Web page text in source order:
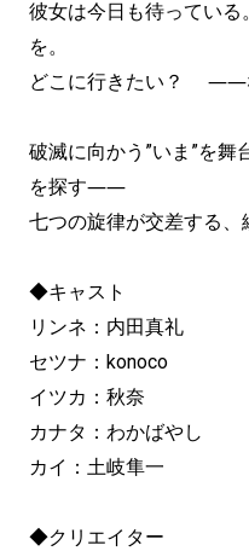
彼女は今日も待ってい
を。
どこに行きたい？ ――
破滅に向かう”いま”を舞
を探す――
七つの旋律が交差する、
◆キャスト
リンネ：内田真礼
セツナ：konoco
イツカ：秋奈
カナタ：わかばやし
カイ：土岐隼一
◆クリエイター